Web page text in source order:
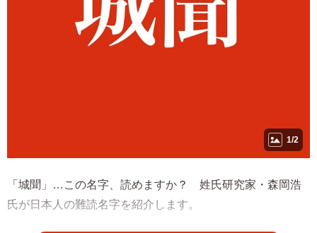
1/2
「城聞」…この名字、読めますか？ 姓氏研究家・森岡浩
氏が日本人の難読名字を紹介します。